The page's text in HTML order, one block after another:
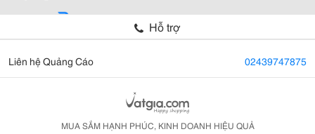
Hỗ trợ
Liên hệ Quảng Cáo 02439747875
MUA SẮM HẠNH PHÚC, KINH DOANH HIỆU QUẢ